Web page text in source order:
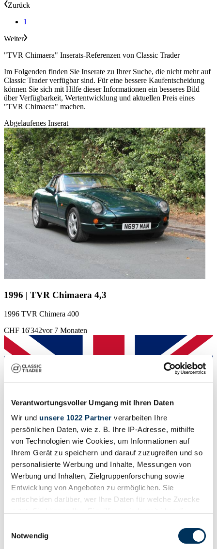
Verantwortungsvoller Umgang mit Ihren Daten
Wir und unsere 1022 Partner verarbeiten Ihre
persönlichen Daten, wie z. B. Ihre IP-Adresse, mithilfe
von Technologien wie Cookies, um Informationen auf
Ihrem Gerät zu speichern und darauf zuzugreifen und so
personalisierte Werbung und Inhalte, Messungen von
Werbung und Inhalten, Zielgruppenforschung sowie
Entwicklung von Angeboten zu ermöglichen. Sie
entscheiden darüber, wer Ihre Daten für welche Zwecke
Trigger Symbol ändern oder widerrufen
Notwendig
Zurück
1
Weiter
"TVR Chimaera" Inserats-Referenzen von Classic Trader
Im Folgenden finden Sie Inserate zu Ihrer Suche, die nicht mehr auf
Classic Trader verfügbar sind. Für eine bessere Kaufentscheidung
können Sie sich mit Hilfe dieser Informationen ein besseres Bild
über Verfügbarkeit, Wertentwicklung und aktuellen Preis eines
"TVR Chimaera" machen.
Abgelaufenes Inserat
1996 | TVR Chimaera 4,3
1996 TVR Chimera 400
CHF 16'342vor 7 Monaten
Händler
Cabriolet
Nicht angegeben
Leistung (kW/PS)